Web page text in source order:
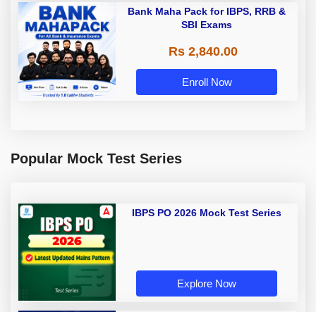
Bank Maha Pack for IBPS, RRB &
SBI Exams
Rs 2,840.00
Enroll Now
Popular Mock Test Series
IBPS PO 2026 Mock Test Series
Explore Now